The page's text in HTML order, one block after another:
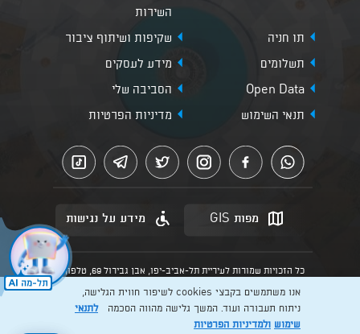
השירות
תו חניה
שקיפות ושיתוף ציבור
תשלומים
מידע לעסקים
Open Data
הסביבה שלי
תנאי השימוש
מדיניות הפרטיות
מפות GIS מידע על נגישות
כל הזכויות שמורות לעיריית תל-אביב-יפו, אבן גבירול 69, טלפון:
הנוסח המחייב הוא זה הקבוע בהוראות הדין הרלוונטיות כפי שתהיינה
בתוקף מעת לעת
Created by: Layer. Digital studio
אנו משתמשים בקבצי cookies לשיפור חווית הגלישה,
ניתוח תעבורה ועוד. המשך גלישה מהווה הסכמהלתנאי
שימוש ולמדיניות הפרטיות